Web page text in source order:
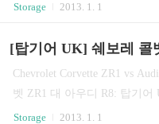
Storage
2013. 1. 1
Chevrolet Corvette ZR1 vs
벳 ZR1 대 아우디 R8: 탑기어
Storage
2013. 1. 1